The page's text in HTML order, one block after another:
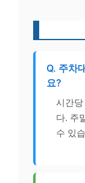
Q. 주차
요?
시간
다. 주
수 있